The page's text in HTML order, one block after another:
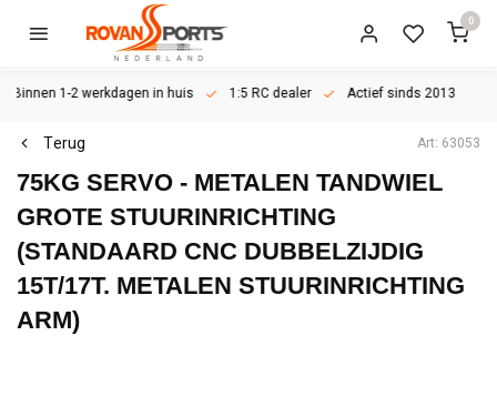
0
Binnen 1-2 werkdagen in huis 1:5 RC dealer Actief sinds 2013
Terug Art: 63053
75KG SERVO - METALEN TANDWIEL
GROTE STUURINRICHTING
(STANDAARD CNC DUBBELZIJDIG
15T/17T. METALEN STUURINRICHTING
ARM)